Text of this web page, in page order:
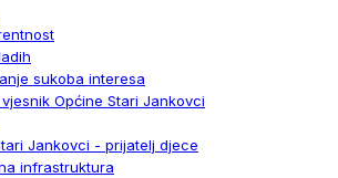
sukoba interesa
Općine Stari Jankovci
Jankovci - prijatelj djece
infrastruktura